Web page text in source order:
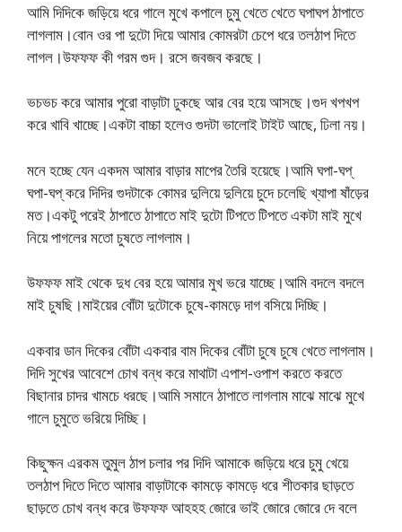
আমি দিদিকে জড়িয়ে ধরে গালে মুখে কপালে চুমু খেতে খেতে ঘপাঘপ ঠাপাতে
লাগলাম।বোন ওর পা দুটো দিয়ে আমার কোমরটা চেপে ধরে তলঠাপ দিতে
লাগল।উফফফ কী গরম গুদ। রসে জবজব করছে।
ভচভচ করে আমার পুরো বাড়াটা ঢুকছে আর বের হয়ে আসছে।গুদ খপখপ
করে খাবি খাচ্ছে।একটা বাচ্চা হলেও গুদটা ভালোই টাইট আছে, ঢিলা নয়।
মনে হচ্ছে যেন একদম আমার বাড়ার মাপের তৈরি হয়েছে।আমি ঘপা-ঘপ্
ঘপা-ঘপ্ করে দিদির গুদটাকে কোমর দুলিয়ে দুলিয়ে চুদে চলেছি খ্যাপা ষাঁড়ের
মত।একটু পরেই ঠাপাতে ঠাপাতে মাই দুটো টিপতে টিপতে একটা মাই মুখে
নিয়ে পাগলের মতো চুষতে লাগলাম।
উফফফ মাই থেকে দুধ বের হয়ে আমার মুখ ভরে যাচ্ছে।আমি বদলে বদলে
মাই চুষছি।মাইয়ের বোঁটা দুটোকে চুষে-কামড়ে দাগ বসিয়ে দিচ্ছি।
একবার ডান দিকের বোঁটা একবার বাম দিকের বোঁটা চুষে চুষে খেতে লাগলাম।
দিদি সুখের আবেশে চোখ বন্ধ করে মাথাটা এপাশ-ওপাশ করতে করতে
বিছানার চাদর খামচে ধরছে।আমি সমানে ঠাপাতে লাগলাম মাঝে মাঝে মুখে
গালে চুমুতে ভরিয়ে দিচ্ছি।
কিছুক্ষন এরকম তুমুল ঠাপ চলার পর দিদি আমাকে জড়িয়ে ধরে চুমু খেয়ে
তলঠাপ দিতে দিতে আমার বাড়াটাকে কামড়ে কামড়ে ধরে শীতকার ছাড়তে
ছাড়তে চোখ বন্ধ করে উফফফ আহহহ জোরে ভাই জোরে জোরে দে বলে